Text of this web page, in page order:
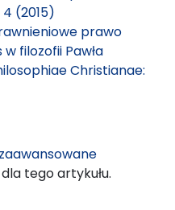
(2015)
prawo
filozofii Pawła
Christianae:
dla tego artykułu.